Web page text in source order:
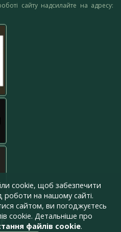
сайту надсилайте на адресу:
cookie, щоб забезпечити
на нашому сайті.
сайтом, ви погоджуєтесь
cookie. Детальніше про
файлів cookie.